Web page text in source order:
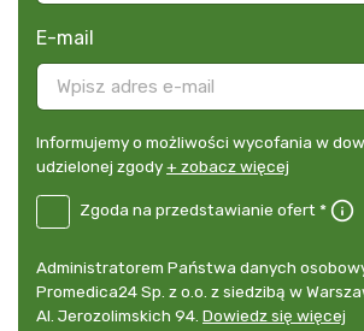
E-mail
Informujemy
o
wycofania
dowolnym
momencie
udzielonej
Informujemy o możliwości wycofania w
udzielonej zgody+ zobacz więcej
DE
przedstawianie
Zgoda na przedstawianie ofert *
Administrator
danych
osobowych
Administratorem Państwa danych
Promedica24 Sp. z o.o. z siedzibą w
Al. Jerozolimskich 94. Dowiedz się więcej